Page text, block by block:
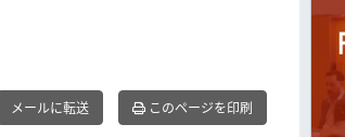
メールに転送 このページを印刷